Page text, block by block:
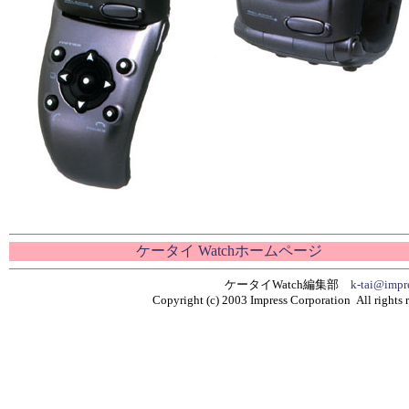
ケータイ Watchホームページ
ケータイWatch編集部 k-
Copyright (c) 2003 Impress Corporation All rights